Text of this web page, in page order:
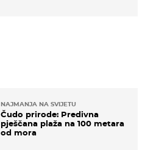
NAJMANJA NA SVIJETU
Čudo prirode: Predivna
pješčana plaža na 100 metara
od mora